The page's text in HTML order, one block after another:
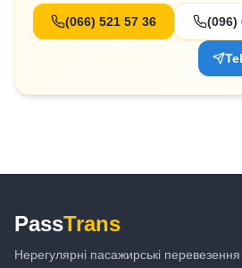
(066) 521 57 36 (096)
PassTrans
Нерегулярні пасажирські перевезення